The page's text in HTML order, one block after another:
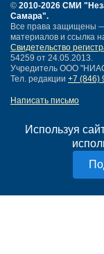
Используя
© 2010-2026 СМИ
Самара".
Все права защищены
материалов и ссылка
Свидетельство
54259 от 24.05.2013.
Учредитель ООО
Тел. редакции +7 (846)
Написать письмо
Нашли ошибку?
Политика